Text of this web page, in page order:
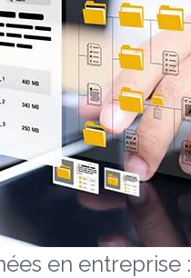
en entreprise :